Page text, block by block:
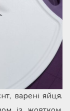
варені яйця.